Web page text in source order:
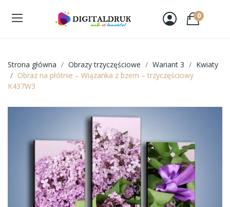
0
Strona główna Obrazy trzyczęściowe Wariant 3
Kwiaty
Obraz na płótnie – Wiązanka z bzem – trzyczęściowy
K437W3